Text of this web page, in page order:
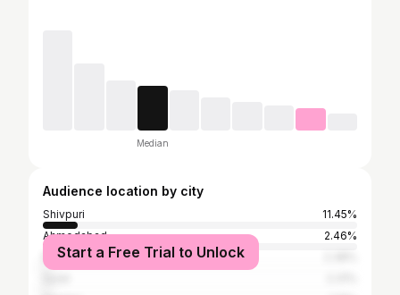
Median
Audience location by city
Shivpuri
11.45%
Ahmedabad
2.46%
Mumbai
Start a Free Trial to Unlock